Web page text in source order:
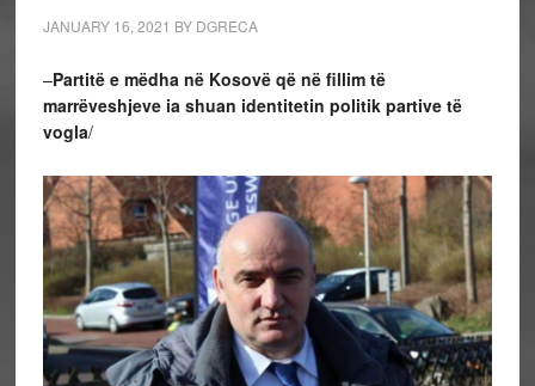
JANUARY 16, 2021 BY DGRECA
–Partitë e mëdha në Kosovë që në fillim të
marrëveshjeve ia shuan identitetin politik partive të
vogla/